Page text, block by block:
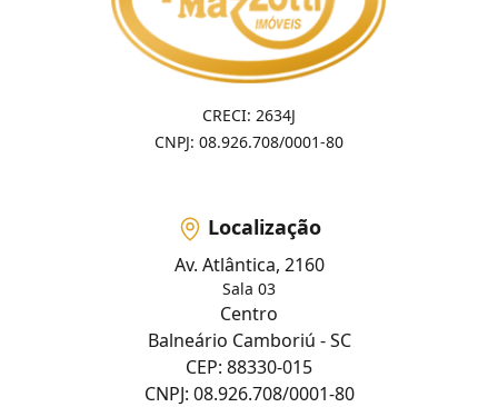
CRECI: 2634J
CNPJ: 08.926.708/0001-80
Localização
Av. Atlântica, 2160
Sala 03
Centro
Balneário Camboriú - SC
CEP: 88330-015
CNPJ: 08.926.708/0001-80